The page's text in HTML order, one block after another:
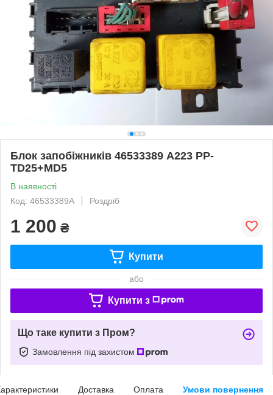
Блок запобіжників 46533389 A223 PP-
TD25+MD5
В наявності
Код: 46533389A
Роздріб
1 200 ₴
Купити
або
Купити з
Що таке купити з Пром?
Замовлення під захистом
Доставка Оплата Умови повернення